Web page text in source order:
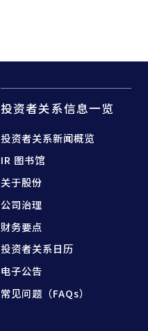
投资者关系信息一览
投资者关系新闻概览
IR 图书馆
关于股份
公司治理
财务要点
投资者关系日历
电子公告
常见问题（FAQs）